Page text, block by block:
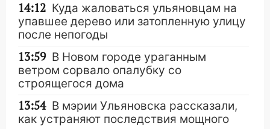
14:12 Куда жаловаться ульяновцам на
упавшее дерево или затопленную улицу
после непогоды
13:59 В Новом городе ураганным
ветром сорвало опалубку со
строящегося дома
13:54 В мэрии Ульяновска рассказали,
как устраняют последствия мощного